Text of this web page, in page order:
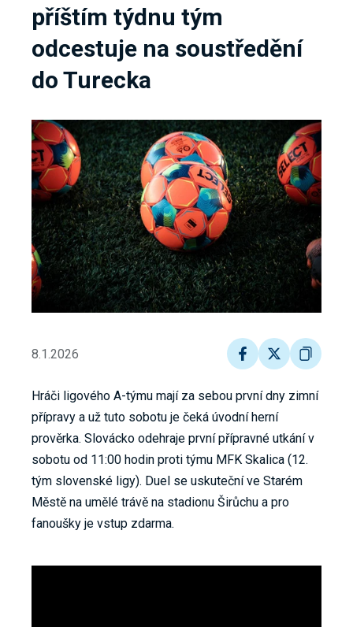
příštím týdnu tým
odcestuje na soustředění
do Turecka
8.1.2026
Hráči ligového A-týmu mají za sebou první dny zimní
přípravy a už tuto sobotu je čeká úvodní herní
prověrka. Slovácko odehraje první přípravné utkání v
sobotu od 11:00 hodin proti týmu MFK Skalica (12.
tým slovenské ligy). Duel se uskuteční ve Starém
Městě na umělé trávě na stadionu Širůchu a pro
fanoušky je vstup zdarma.